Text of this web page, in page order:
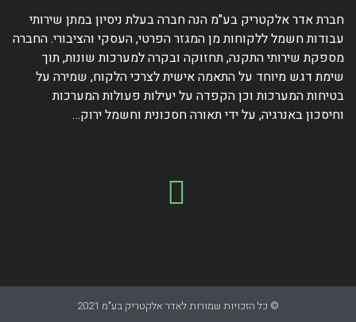
אדר אלקטריק בע"מ הנה חברה בעלת ניסיון במתן שירותי
חשמל ללקוחות מן המגזר הפרטי, העסקי והציבורי. החברה
שירותי התקנה, תחזוקה ובקרה למערכות שונות, תוך
דגש מיוחד על התאמה אישית לצרכי הלקוח, שמירה על
המערכות וכן הקפדה על יעילות פעולות המערכות
באנרגיה, על ידי תאורה חסכונית וחשמל ירוק…
© כל הזכויות שמורות לאדר אלקטריק בע"מ 2021